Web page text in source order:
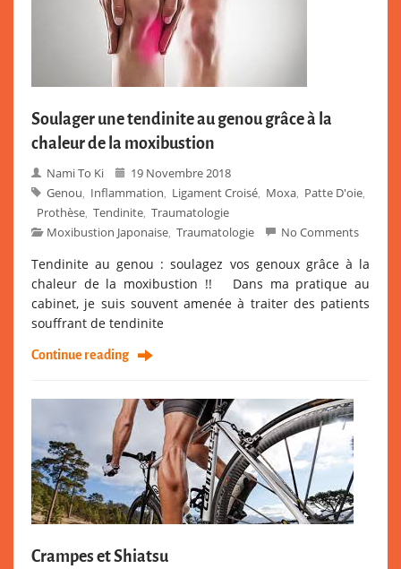
Soulager une tendinite au genou grâce à la
chaleur de la moxibustion
Nami To Ki
19 Novembre 2018
Genou
Inflammation Ligament Croisé Moxa Patte D'oie
Prothèse Tendinite Traumatologie
Moxibustion Japonaise Traumatologie No Comments
Tendinite au genou : soulagez vos genoux grâce à la
chaleur de la moxibustion !! Dans ma pratique au
cabinet, je suis souvent amenée à traiter des patients
souffrant de tendinite
Continue reading
Crampes et Shiatsu